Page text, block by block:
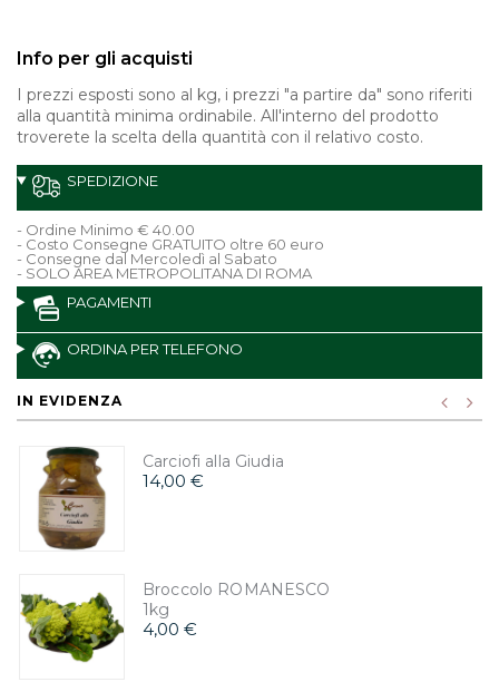
Info per gli acquisti
I prezzi esposti sono al kg, i prezzi "a partire da" sono riferiti
alla quantità minima ordinabile. All'interno del prodotto
troverete la scelta della quantità con il relativo costo.
SPEDIZIONE
- Ordine Minimo € 40.00
- Costo Consegne GRATUITO oltre 60 euro
- Consegne dal Mercoledì al Sabato
- SOLO AREA METROPOLITANA DI ROMA
PAGAMENTI
ORDINA PER TELEFONO
IN EVIDENZA
Carciofi alla Giudia
14,00 €
Broccolo ROMANESCO
1kg
4,00 €